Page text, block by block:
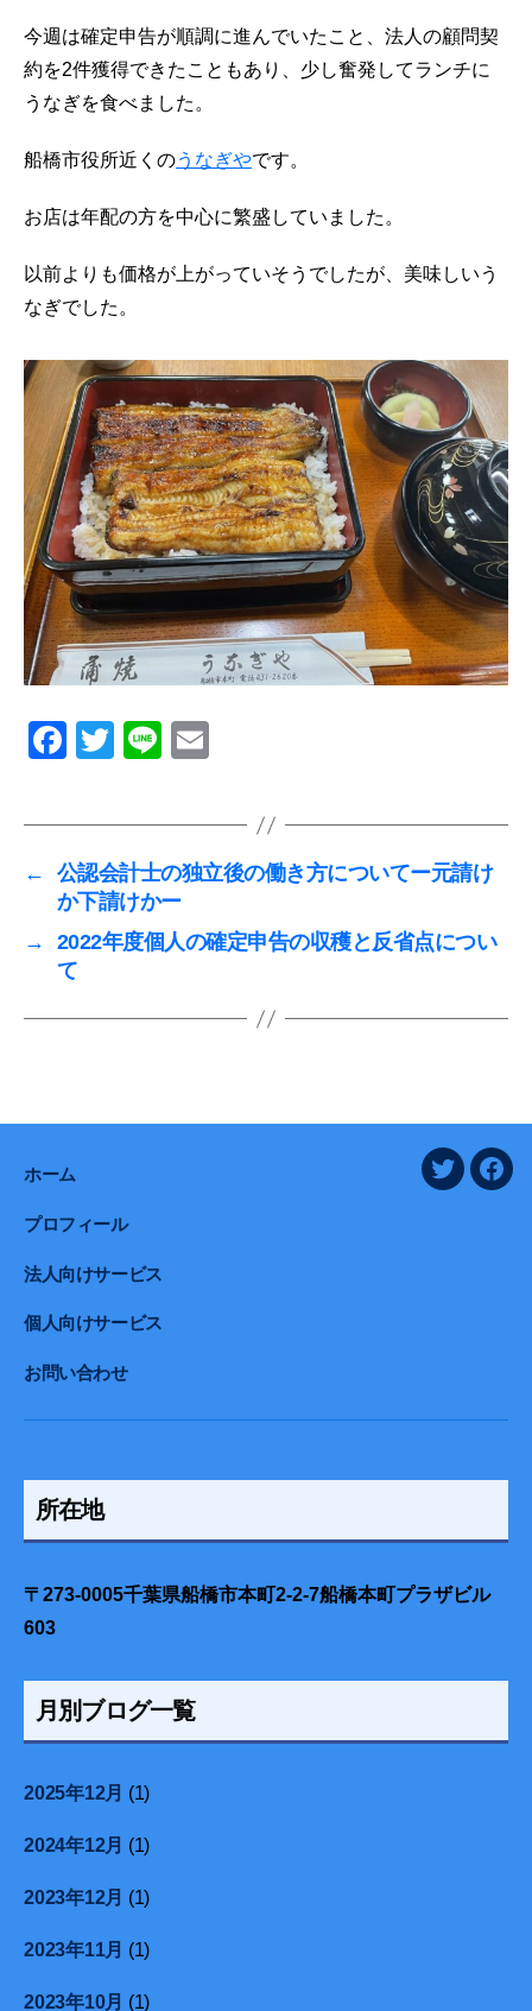
今週は確定申告が順調に進んでいたこと、法人の顧問契
約を2件獲得できたこともあり、少し奮発してランチに
うなぎを食べました。
船橋市役所近くのうなぎやです。
お店は年配の方を中心に繁盛していました。
以前よりも価格が上がっていそうでしたが、美味しいう
なぎでした。
F
c
e
b
o
o
k
T
tt
er
Li
e
ail
←
公認会計士の独立後の働き方についてー元請け
か下請けかー
→
2022年度個人の確定申告の収穫と反省点につい
て
ホーム
プロフィール
法人向けサービス
個人向けサービス
お問い合わせ
twitter
所在地
〒273-0005千葉県船橋市本町2-2-7船橋本町プラザビル
603
月別ブログ一覧
2025年12月 (1)
2024年12月 (1)
2023年12月 (1)
2023年11月 (1)
2023年10月 (1)